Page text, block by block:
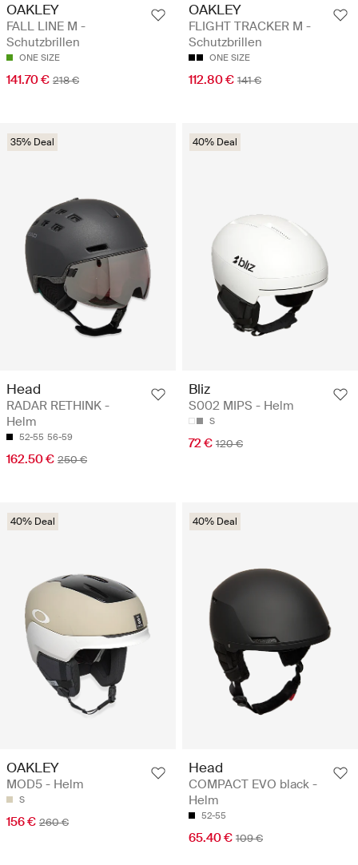
OAKLEY
FALL LINE M -
Schutzbrillen
ONE SIZE
141.70 € 218 €
OAKLEY
FLIGHT TRACKER M -
Schutzbrillen
ONE SIZE
112.80 € 141 €
35% Deal
Head
RADAR RETHINK -
Helm
52-55 56-59
162.50 € 250 €
40% Deal
Bliz
S002 MIPS - Helm
S
72 € 120 €
40% Deal
OAKLEY
MOD5 - Helm
S
156 € 260 €
40% Deal
Head
COMPACT EVO black -
Helm
52-55
65.40 € 109 €